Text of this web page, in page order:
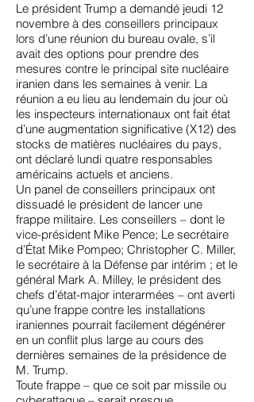
Le président Trump a demandé jeudi 12
novembre à des conseillers principaux
lors d’une réunion du bureau ovale, s’il
avait des options pour prendre des
mesures contre le principal site nucléaire
iranien dans les semaines à venir. La
réunion a eu lieu au lendemain du jour où
les inspecteurs internationaux ont fait état
d’une augmentation significative (X12) des
stocks de matières nucléaires du pays,
ont déclaré lundi quatre responsables
américains actuels et anciens.
Un panel de conseillers principaux ont
dissuadé le président de lancer une
frappe militaire. Les conseillers – dont le
vice-président Mike Pence; Le secrétaire
d’État Mike Pompeo; Christopher C. Miller,
le secrétaire à la Défense par intérim ; et le
général Mark A. Milley, le président des
chefs d’état-major interarmées – ont averti
qu’une frappe contre les installations
iraniennes pourrait facilement dégénérer
en un conflit plus large au cours des
dernières semaines de la présidence de
M. Trump.
Toute frappe – que ce soit par missile ou